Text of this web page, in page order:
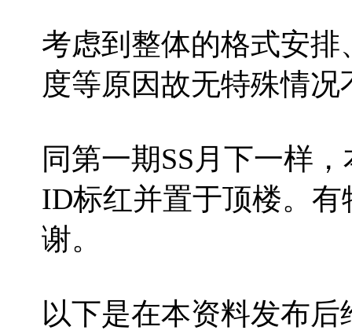
考虑到整体的格式安
度等原因故无特殊情况
同第一期SS月下一样
ID标红并置于顶楼。
谢。
以下是在本资料发布